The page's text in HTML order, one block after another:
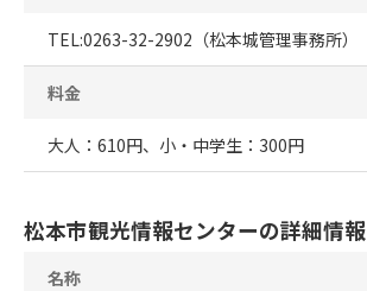
TEL:0263-32-2902（松本城管理事務所）
料金
大人：610円、小・中学生：300円
松本市観光情報センターの詳細情報
名称